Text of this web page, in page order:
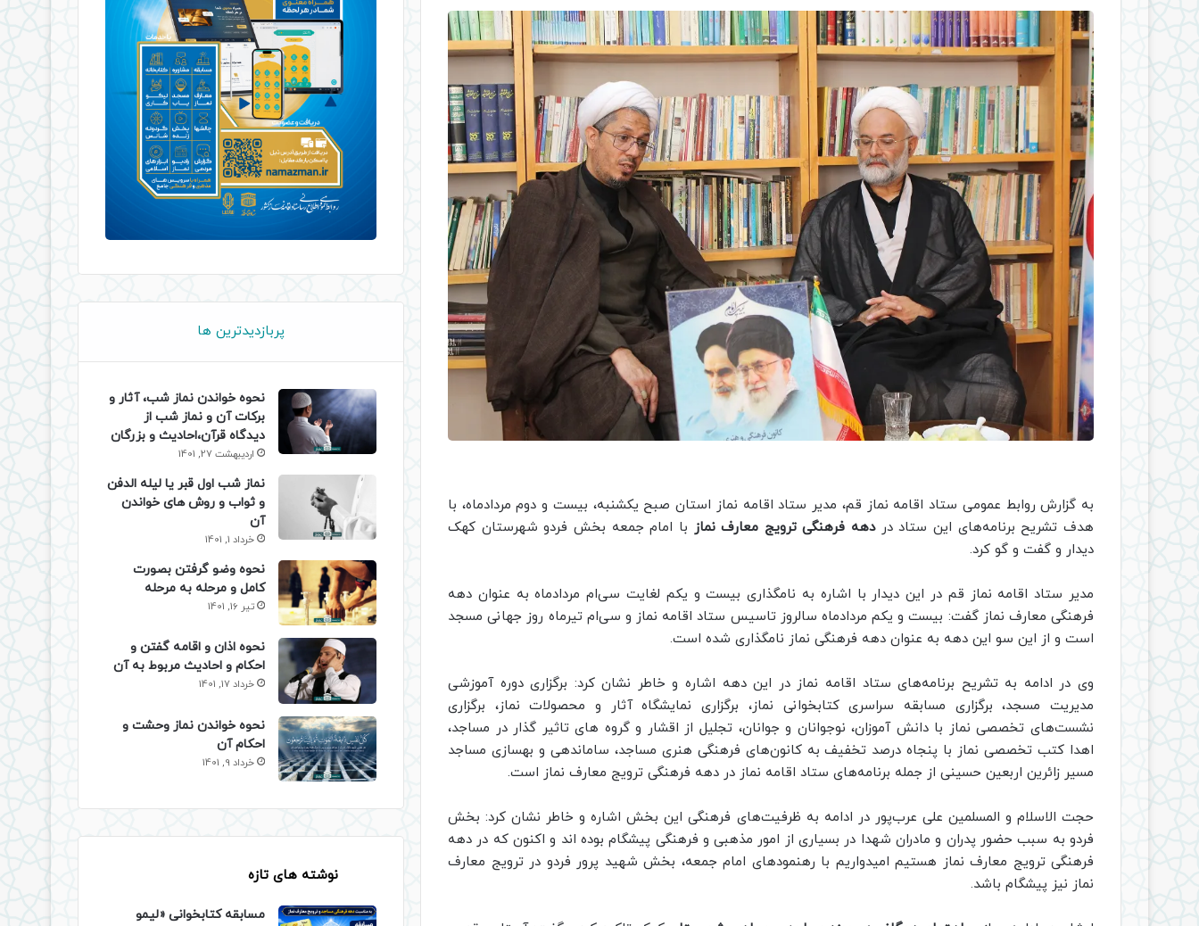
به گزارش روابط عمومی ستاد اقامه نماز قم، مدیر ستاد اقامه نماز استان صبح یکشنبه، بیست و دوم مردادماه، با
هدف تشریح برنامه‌های این ستاد دردهه فرهنگی ترویج معارف نماز با امام جمعه بخش فردو شهرستان کهک
دیدار و گفت و گو کرد.
مدیر ستاد اقامه نماز قم در این دیدار با اشاره به نامگذاری بیست و یکم لغایت سی‌ام مردادماه به عنوان دهه
فرهنگی معارف نماز گفت: بیست و یکم مردادماه سالروز تاسیس ستاد اقامه نماز و سی‌ام تیرماه روز جهانی مسجد
است و از این سو این دهه به عنوان دهه فرهنگی نماز نامگذاری شده است.
وی در ادامه به تشریح برنامه‌های ستاد اقامه نماز در این دهه اشاره و خاطر نشان کرد: برگزاری دوره آموزشی
مدیریت مسجد، برگزاری مسابقه سراسری کتابخوانی نماز، برگزاری نمایشگاه آثار و محصولات نماز، برگزاری
نشست‌های تخصصی نماز با دانش آموزان، نوجوانان و جوانان، تجلیل از اقشار و گروه های تاثیر گذار در مساجد،
اهدا کتب تخصصی نماز با پنجاه درصد تخفیف به کانون‌های فرهنگی هنری مساجد، ساماندهی و بهسازی مساجد
مسیر زائرین اربعین حسینی از جمله برنامه‌های ستاد اقامه نماز در دهه فرهنگی ترویج معارف نماز است.
حجت الاسلام و المسلمین علی عرب‌پور در ادامه به ظرفیت‌های فرهنگی این بخش اشاره و خاطر نشان کرد: بخش
فردو به سبب حضور پدران و مادران شهدا در بسیاری از امور مذهبی و فرهنگی پیشگام بوده اند و اکنون که در دهه
فرهنگی ترویج معارف نماز هستیم امیدواریم با رهنمودهای امام جمعه، بخش شهید پرور فردو در ترویج معارف
نماز نیز پیشگام باشد.
پربازدیدترین ها
نحوه خواندن نماز شب، آثار و
برکات آن و نماز شب از
دیدگاه قرآن،احادیث و بزرگان
اردیبهشت 27, 1401
نماز شب اول قبر یا لیله الدفن
و ثواب و روش های خواندن
آن
خرداد 1, 1401
نحوه وضو گرفتن بصورت
کامل و مرحله به مرحله
تیر 16, 1401
نحوه اذان و اقامه گفتن و
احکام و احادیث مربوط به آن
خرداد 17, 1401
نحوه خواندن نماز وحشت و
احکام آن
خرداد 9, 1401
نوشته های تازه
مسابقه کتابخوانی «لیمو